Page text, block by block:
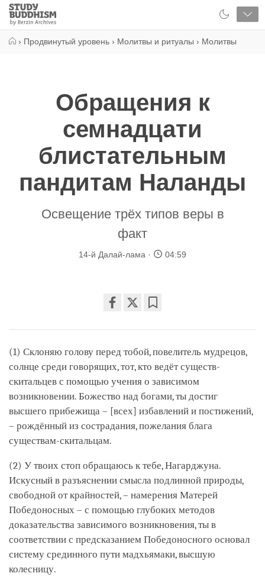
Close
Study
Buddhism
› Продвинутый уровень › Молитвы и ритуалы › Молитвы
Обращения к
семнадцати
блистательным
пандитам Наланды
Освещение трёх типов веры в
факт
14-й Далай-лама 04:59
on
facebook
(1) Склоняю голову перед тобой, повелитель мудрецов,
солнце среди говорящих, тот, кто ведёт существ-
скитальцев с помощью учения о зависимом
возникновении. Божество над богами, ты достиг
высшего прибежища – [всех] избавлений и постижений,
– рождённый из сострадания, пожелания блага
существам-скитальцам.
(2) У твоих стоп обращаюсь к тебе, Нагарджуна.
Искусный в разъяснении смысла подлинной природы,
свободной от крайностей, – намерения Матерей
Победоносных – с помощью глубоких методов
доказательства зависимого возникновения, ты в
соответствии с предсказанием Победоносного основал
систему срединного пути мадхьямаки, высшую
колесницу.